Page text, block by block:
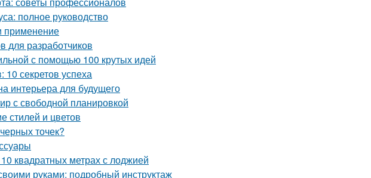
полное руководство
применение
для разработчиков
с помощью 100 крутых идей
секретов успеха
интерьера для будущего
с свободной планировкой
стилей и цветов
точек?
квадратных метрах с лоджией
руками: подробный инструктаж